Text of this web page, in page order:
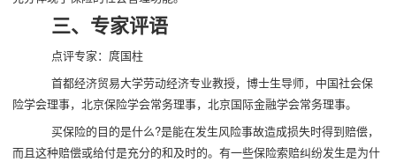
三、专家评语
点评专家：庹国柱
首都经济贸易大学劳动经济专业教授，博士生导师，中国社会保
险学会理事，北京保险学会常务理事，北京国际金融学会常务理事。
买保险的目的是什么?是能在发生风险事故造成损失时得到赔偿，
而且这种赔偿或给付是充分的和及时的。有一些保险索赔纠纷发生是为什